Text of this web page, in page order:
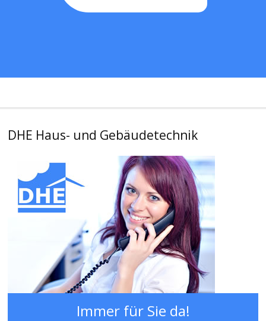
DHE Haus- und Gebäudetechnik
Immer für Sie da!